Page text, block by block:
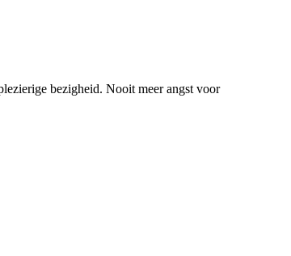
bezigheid. Nooit meer angst voor